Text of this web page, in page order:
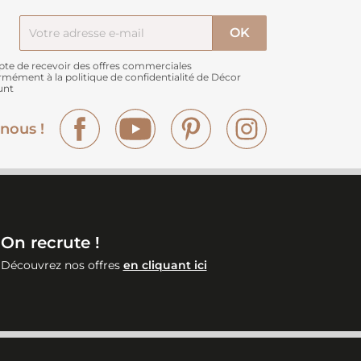
de recevoir des offres commerciales
à la politique de confidentialité de Décor
!
Facebook YouTube Pinterest
On recrute !
Découvrez nos offres en cliquant ici